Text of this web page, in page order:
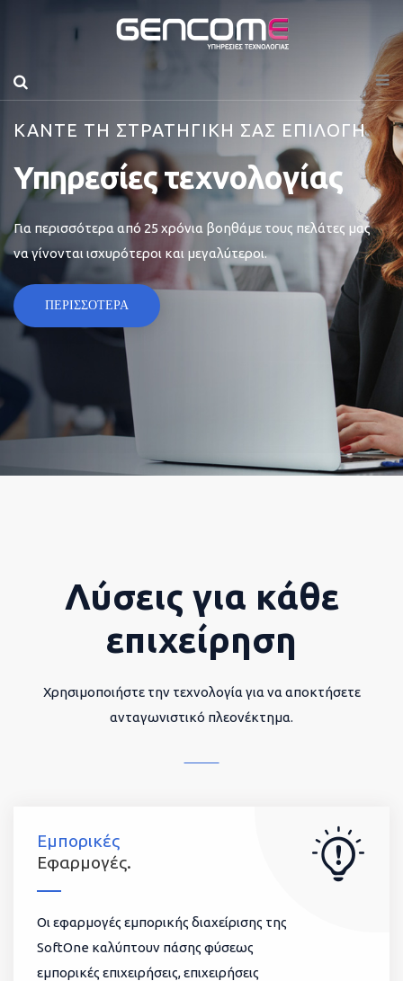
ΚΑΝΤΕ ΤΗ ΣΤΡΑΤΗΓΙΚΗ ΣΑΣ ΕΠΙΛΟΓΗ
Υπηρεσίες τεχνολογίας
Για περισσότερα από 25 χρόνια βοηθάμε τους πελάτες μας
να γίνονται ισχυρότεροι και μεγαλύτεροι.
ΠΕΡΙΣΣΟΤΕΡΑ
Λύσεις για κάθε
επιχείρηση
Χρησιμοποιήστε την τεχνολογία για να αποκτήσετε
ανταγωνιστικό πλεονέκτημα.
Εμπορικές
Εφαρμογές.
Οι εφαρμογές εμπορικής διαχείρισης της
SoftOne καλύπτουν πάσης φύσεως
εμπορικές επιχειρήσεις, επιχειρήσεις